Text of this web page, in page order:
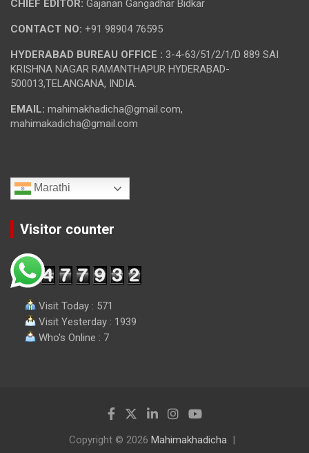
CHIEF EDITOR: Gajanan Gangadhar Bidkar
CONTACT NO: +91 98904 76595
HYDERABAD BUREAU OFFICE : 3-4-63/51/2/1/D 889 SAI
KRISHNA NAGAR RAMANTHAPUR HYDERABAD-
500013,TELANGANA, INDIA.
EMAIL: mahimakhadicha@gmail.com,
mahimakadicha@gmail.com
Marathi
Visitor counter
Visit Today : 571
Visit Yesterday : 1939
Who's Online : 7
Copyright © 2026 Mahimakhadicha